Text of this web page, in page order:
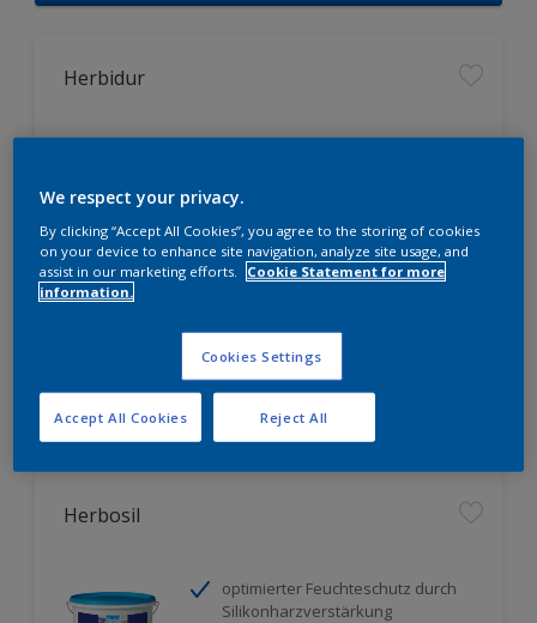
Herbidur
Hervorragende Oberflächenoptik
durch strukturerhaltende
Eigenschaften
Geringe Verschmutzungsneigung
Herbosil
optimierter Feuchteschutz durch
Silikonharzverstärkung
We respect your privacy.
By clicking “Accept All Cookies”, you agree to the storing of cookies
on your device to enhance site navigation, analyze site usage, and
assist in our marketing efforts.
Cookie Statement for more
information.
Cookies Settings
Reject All
Accept All Cookies